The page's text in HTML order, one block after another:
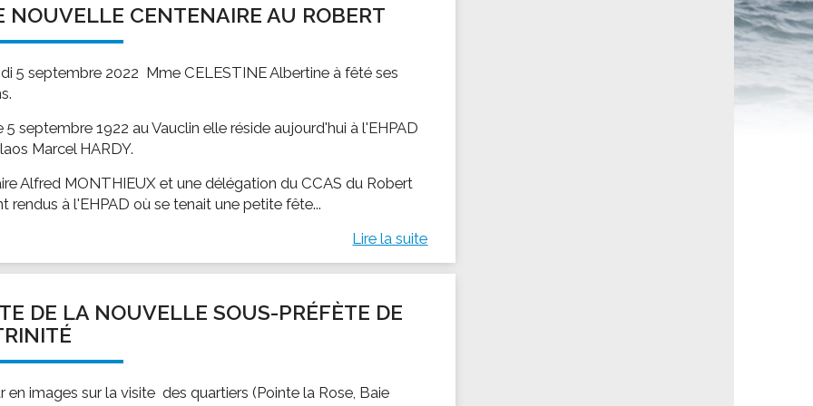
EMPLOI
Offres d'emploi
SOCIAL-SOLIDARITÉ
Les aides sociales
Logement
Antenne Municipale de Développement et de
Cohésion Sociale
locale
et le lycée
local des jeunes
scolaire
maternelles et primaire
de loisirs - ALSH
famille
maternelles
LE SERVICE CULTURELGuide des activités sportives
NOUVELLE CENTENAIRE AU ROBERT
5 septembre 2022 Mme CELESTINE Albertine à fêté ses
5 septembre 1922 au Vauclin elle réside aujourd'hui à l'EHPAD
Marcel HARDY.
Alfred MONTHIEUX et une délégation du CCAS du Robert
rendus à l'EHPAD où se tenait une petite fête...
Lire la suite
DE LA NOUVELLE SOUS-PRÉFÈTE DE
en images sur la visite des quartiers (Pointe la Rose, Baie